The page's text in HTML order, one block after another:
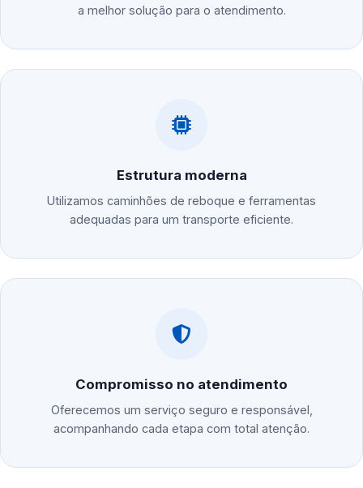
a melhor solução para o atendimento.
Estrutura moderna
Utilizamos caminhões de reboque e ferramentas
adequadas para um transporte eficiente.
Compromisso no atendimento
Oferecemos um serviço seguro e responsável,
acompanhando cada etapa com total atenção.